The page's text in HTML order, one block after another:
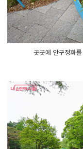
곳곳에 안구정화